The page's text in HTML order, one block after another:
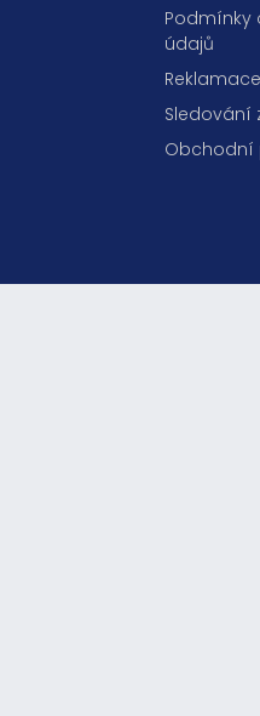
Podmínky
údajů
Sledování
Obchodní